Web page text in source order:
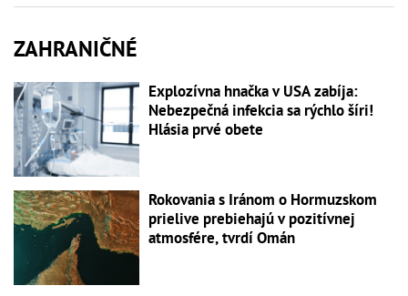
ZAHRANIČNÉ
Explozívna hnačka v USA zabíja:
Nebezpečná infekcia sa rýchlo šíri!
Hlásia prvé obete
Rokovania s Iránom o Hormuzskom
prielive prebiehajú v pozitívnej
atmosfére, tvrdí Omán